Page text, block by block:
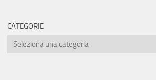
CATEGORIE